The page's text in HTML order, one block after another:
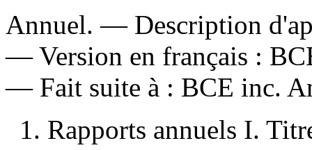
Annuel. — Description
—Version en français :
— Fait suite à : BCE inc.
1. Rapports annuels I.